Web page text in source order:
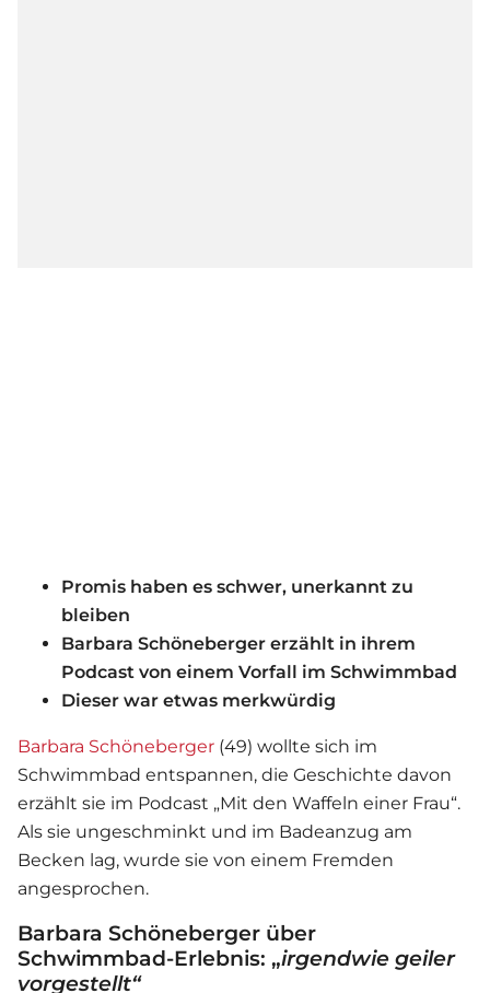
Promis haben es schwer, unerkannt zu
bleiben
Barbara Schöneberger erzählt in ihrem
Podcast von einem Vorfall im Schwimmbad
Dieser war etwas merkwürdig
Barbara Schöneberger (49) wollte sich im
Schwimmbad entspannen, die Geschichte davon
erzählt sie im Podcast „Mit den Waffeln einer Frau“.
Als sie ungeschminkt und im Badeanzug am
Becken lag, wurde sie von einem Fremden
angesprochen.
Barbara Schöneberger über
Schwimmbad-Erlebnis: „irgendwie geiler
vorgestellt“